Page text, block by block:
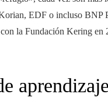
EDF o incluso BNP
la Fundación Kering en